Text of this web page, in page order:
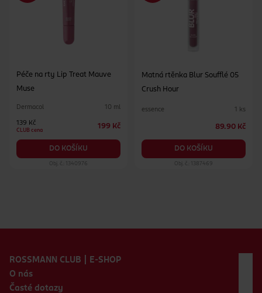
Péče na rty Lip Treat Mauve
Muse
Dermacol 10 ml
139 Kč
CLUB cena
199 Kč
DO KOŠÍKU
Obj. č.: 1340976
Matná rtěnka Blur Soufflé 05
Crush Hour
essence 1 ks
89.90 Kč
DO KOŠÍKU
Obj. č.: 1387469
ROSSMANN CLUB | E-SHOP
O nás
Časté dotazy